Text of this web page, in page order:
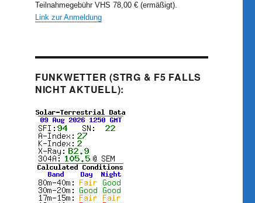
Teilnahmegebühr VHS 78,00 € (ermäßigt).
Link zur Anmeldung
FUNKWETTER (STRG & F5 FALLS
NICHT AKTUELL):